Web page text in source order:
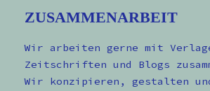
ZUSAMMENARBEIT
Wir arbeiten gerne mit
Zeitschriften und Blogs
Wir konzipieren, gestalten